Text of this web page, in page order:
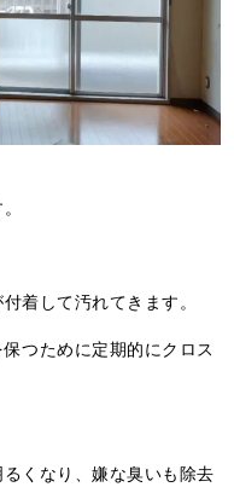
着して汚れてきます。
つために定期的にクロス
くなり、嫌な臭いも除去